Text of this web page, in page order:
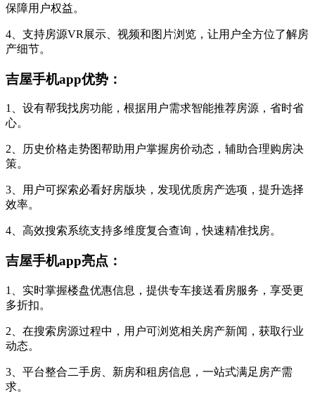
保障用户权益。
4、支持房源VR展示、视频和图片浏览，让用户全方位了解房
产细节。
吉屋手机app优势：
1、设有帮我找房功能，根据用户需求智能推荐房源，省时省
心。
2、历史价格走势图帮助用户掌握房价动态，辅助合理购房决
策。
3、用户可探索必看好房版块，发现优质房产选项，提升选择
效率。
4、高效搜索系统支持多维度复合查询，快速精准找房。
吉屋手机app亮点：
1、实时掌握楼盘优惠信息，提供专车接送看房服务，享受更
多折扣。
2、在搜索房源过程中，用户可浏览相关房产新闻，获取行业
动态。
3、平台整合二手房、新房和租房信息，一站式满足房产需
求。